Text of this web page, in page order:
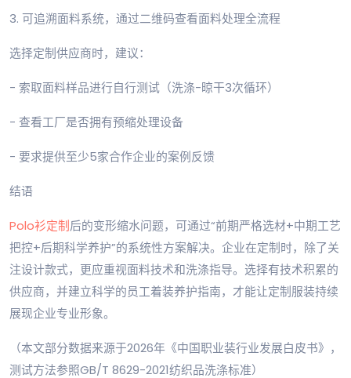
3. 可追溯面料系统，通过二维码查看面料处理全流程
选择定制供应商时，建议：
- 索取面料样品进行自行测试（洗涤-晾干3次循环）
- 查看工厂是否拥有预缩处理设备
- 要求提供至少5家合作企业的案例反馈
结语
Polo衫定制后的变形缩水问题，可通过“前期严格选材+中期工艺
把控+后期科学养护”的系统性方案解决。企业在定制时，除了关
注设计款式，更应重视面料技术和洗涤指导。选择有技术积累的
供应商，并建立科学的员工着装养护指南，才能让定制服装持续
展现企业专业形象。
（本文部分数据来源于2026年《中国职业装行业发展白皮书》，
测试方法参照GB/T 8629-2021纺织品洗涤标准）